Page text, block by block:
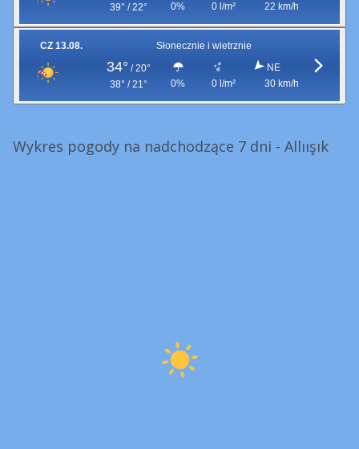
39° / 22°
0% 0 l/m²
22 km/h
CZ 13.08. Słonecznie i wietrznie
34° / 20°
38° / 21°
0% 0 l/m²
NE
30 km/h
Wykres pogody na nadchodzące 7 dni - Allıışık